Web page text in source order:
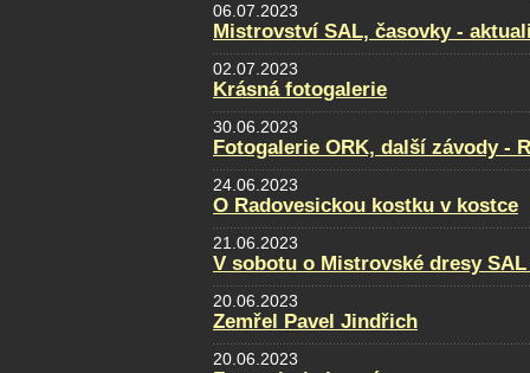
06.07.2023
Mistrovství SAL, časovky -
02.07.2023
Krásná fotogalerie
30.06.2023
Fotogalerie ORK, další závody -
24.06.2023
O Radovesickou kostku v kostce
21.06.2023
V sobotu o Mistrovské dresy
20.06.2023
Zemřel Pavel Jindřich
20.06.2023